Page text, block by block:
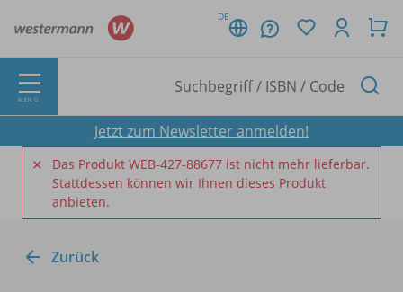
DE
MENÜ
Jetzt zum Newsletter anmelden!
Das Produkt WEB-427-88677 ist nicht mehr lieferbar.
Stattdessen können wir Ihnen dieses Produkt
anbieten.
Zurück